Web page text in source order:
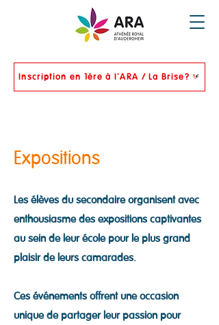
Inscription en 1ère à l'ARA / La Brise?
Expositions
Les élèves du secondaire organisent avec
enthousiasme des expositions captivantes
au sein de leur école pour le plus grand
plaisir de leurs camarades.
Ces événements offrent une occasion
unique de partager leur passion pour